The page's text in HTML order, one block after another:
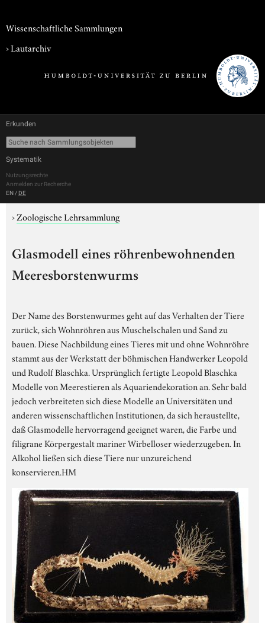
Wissenschaftliche Sammlungen
›Lautarchiv
Erkunden
Systematik
Nutzungsrechte
Anmelden zur Recherche
EN / DE
›Zoologische Lehrsammlung
Glasmodell eines röhrenbewohnenden
Meeresborstenwurms
Der Name des Borstenwurmes geht auf das Verhalten der Tiere
zurück, sich Wohnröhren aus Muschelschalen und Sand zu
bauen. Diese Nachbildung eines Tieres mit und ohne Wohnröhre
stammt aus der Werkstatt der böhmischen Handwerker Leopold
und Rudolf Blaschka. Ursprünglich fertigte Leopold Blaschka
Modelle von Meerestieren als Aquariendekoration an. Sehr bald
jedoch verbreiteten sich diese Modelle an Universitäten und
anderen wissenschaftlichen Institutionen, da sich heraustellte,
daß Glasmodelle hervorragend geeignet waren, die Farbe und
filigrane Körpergestalt mariner Wirbelloser wiederzugeben. In
Alkohol ließen sich diese Tiere nur unzureichend
konservieren.HM